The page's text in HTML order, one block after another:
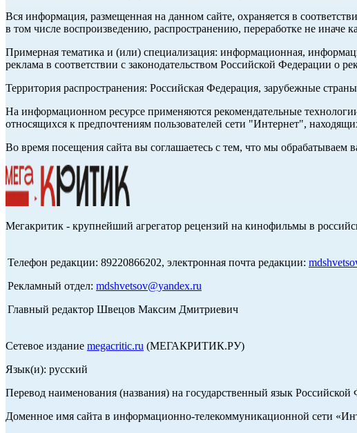
Вся информация, размещенная на данном сайте, охраняется в
в том числе воспроизведению, распространению, переработке не иначе
Примерная тематика и (или) специализация: информационная,
реклама в соответствии с законодательством Российской Федерации о
Территория распространения: Российская Федерация, зарубежные страны
На информационном ресурсе применяются рекомендательные
относящихся к предпочтениям пользователей сети "Интернет",
Во время посещения сайта вы соглашаетесь с тем, что мы
Мегакритик - крупнейший агрегатор рецензий на кинофильмы в
Телефон редакции: 89220866202, электронная почта редакции:
Рекламный отдел: mdshvetsov@yandex.ru
Главный редактор Швецов Максим Дмитриевич
Сетевое издание megacritic.ru (МЕГАКРИТИК.РУ)
Язык(и): русский
Перевод наименования (названия) на государственный язык
Доменное имя сайта в информационно-телекоммуникационной сети